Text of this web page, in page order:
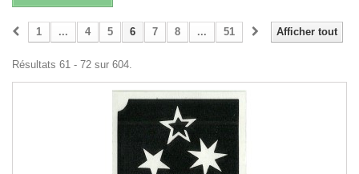
Afficher tout
1 ... 4 5 6 7 8 ... 51
Résultats 61 - 72 sur 604.